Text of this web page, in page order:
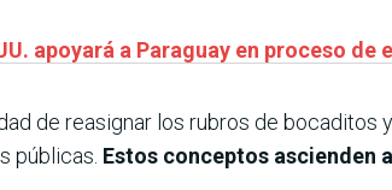
apoyará a Paraguay en proceso
de reasignar los rubros de
públicas. Estos conceptos ascienden